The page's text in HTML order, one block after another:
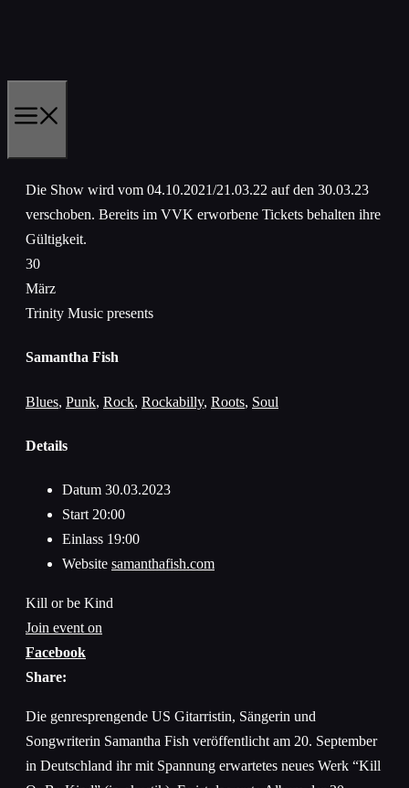
Die Show wird vom 04.10.2021/21.03.22 auf den 30.03.23
verschoben. Bereits im VVK erworbene Tickets behalten ihre
Gültigkeit.
30
März
Trinity Music presents
Samantha Fish
Blues, Punk, Rock, Rockabilly, Roots, Soul
Details
Datum 30.03.2023
Start 20:00
Einlass 19:00
Website samanthafish.com
Kill or be Kind
Join event on
Facebook
Share:
Die genresprengende US Gitarristin, Sängerin und
Songwriterin Samantha Fish veröffentlicht am 20. September
in Deutschland ihr mit Spannung erwartetes neues Werk “Kill